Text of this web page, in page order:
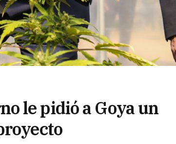
le pidió a Goya un